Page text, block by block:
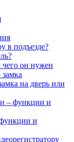
в подъезде?
чего он нужен
на дверь или
– функции и
и